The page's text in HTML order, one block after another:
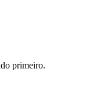
primeiro.